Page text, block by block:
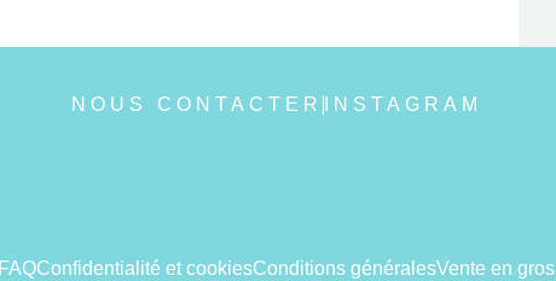
NOUS CONTACTER INSTAGRAM
FAQConfidentialité et cookiesConditions généralesVente en gros